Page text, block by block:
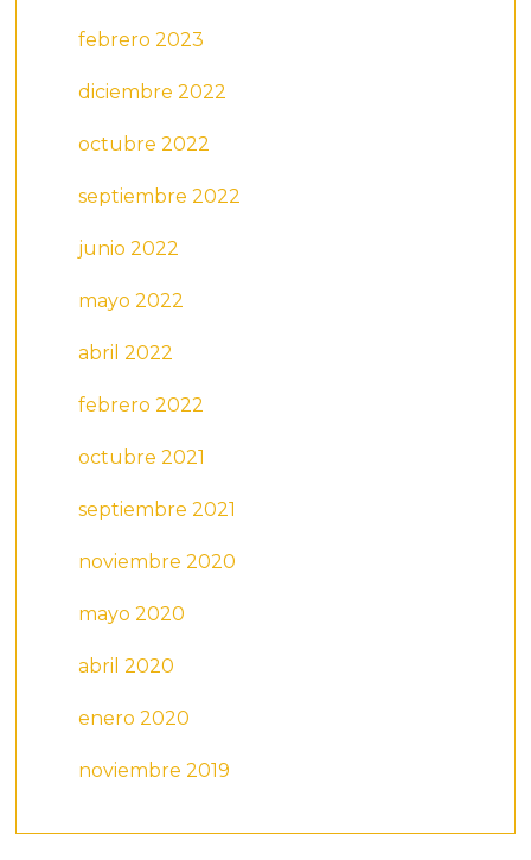
febrero 2023
diciembre 2022
octubre 2022
septiembre 2022
junio 2022
mayo 2022
abril 2022
febrero 2022
octubre 2021
septiembre 2021
noviembre 2020
mayo 2020
abril 2020
enero 2020
noviembre 2019